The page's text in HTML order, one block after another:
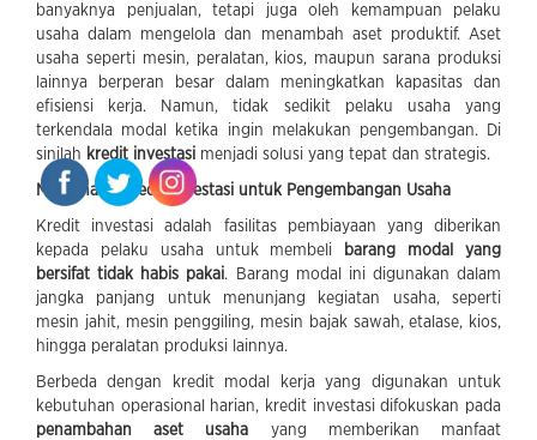
banyaknya penjualan, tetapi juga oleh kemampuan pelaku
usaha dalam mengelola dan menambah aset produktif. Aset
usaha seperti mesin, peralatan, kios, maupun sarana produksi
lainnya berperan besar dalam meningkatkan kapasitas dan
efisiensi kerja. Namun, tidak sedikit pelaku usaha yang
terkendala modal ketika ingin melakukan pengembangan. Di
sinilah kredit investasi menjadi solusi yang tepat dan strategis.
Memahami Kredit Investasi untuk Pengembangan Usaha
Kredit investasi adalah fasilitas pembiayaan yang diberikan
kepada pelaku usaha untuk membeli
barang modal yang
bersifat tidak habis pakai. Barang modal ini digunakan dalam
jangka panjang untuk menunjang kegiatan usaha, seperti
mesin jahit, mesin penggiling, mesin bajak sawah, etalase, kios,
hingga peralatan produksi lainnya.
Berbeda dengan kredit modal kerja yang digunakan untuk
kebutuhan operasional harian, kredit investasi difokuskan pada
penambahan aset usaha yang memberikan manfaat